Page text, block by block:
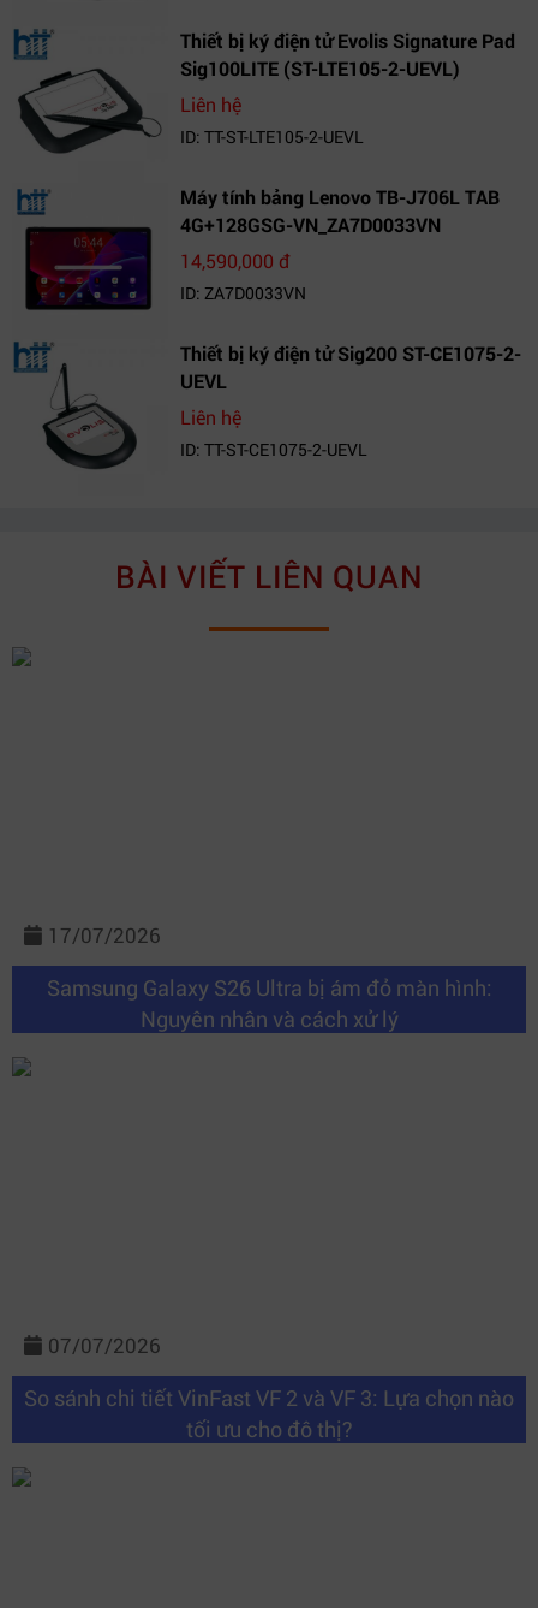
Thiết bị ký điện tử Evolis Signature Pad
Sig100LITE (ST-LTE105-2-UEVL)
Liên hệ
ID: TT-ST-LTE105-2-UEVL
Máy tính bảng Lenovo TB-J706L TAB
4G+128GSG-VN_ZA7D0033VN
14,590,000 đ
ID: ZA7D0033VN
Thiết bị ký điện tử Sig200 ST-CE1075-2-
UEVL
Liên hệ
ID: TT-ST-CE1075-2-UEVL
BÀI VIẾT LIÊN QUAN
17/07/2026
Samsung Galaxy S26 Ultra bị ám đỏ màn hình:
Nguyên nhân và cách xử lý
07/07/2026
So sánh chi tiết VinFast VF 2 và VF 3: Lựa chọn nào
tối ưu cho đô thị?